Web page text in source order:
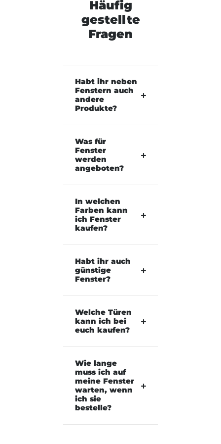
Häufig
gestellte
Fragen
Habt ihr neben
Fenstern auch
andere
Produkte?
Was für
Fenster
werden
angeboten?
In welchen
Farben kann
ich Fenster
kaufen?
Habt ihr auch
günstige
Fenster?
Welche Türen
kann ich bei
euch kaufen?
Wie lange
muss ich auf
meine Fenster
warten, wenn
ich sie
bestelle?